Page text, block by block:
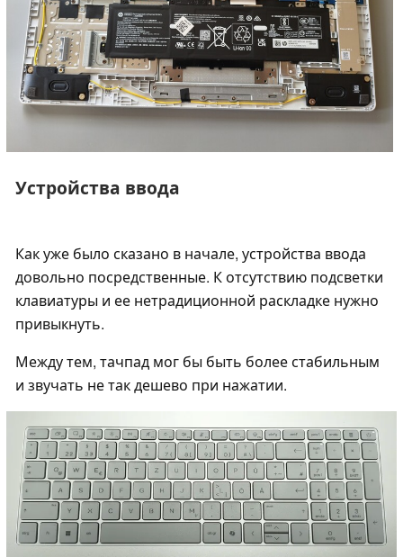
Устройства ввода
Как уже было сказано в начале, устройства ввода
довольно посредственные. К отсутствию подсветки
клавиатуры и ее нетрадиционной раскладке нужно
привыкнуть.
Между тем, тачпад мог бы быть более стабильным
и звучать не так дешево при нажатии.